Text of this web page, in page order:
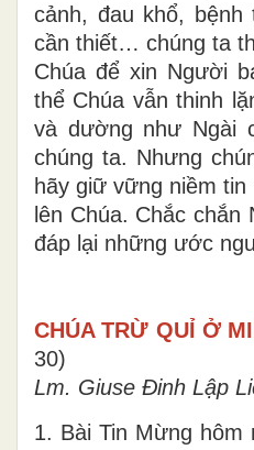
cảnh, đau khổ,
cần thiết… chúng ta
Chúa để xin Người
thể Chúa vẫn thinh
và dường như Ngài
chúng ta. Nhưng
hãy giữ vững niềm
lên Chúa. Chắc chắn
đáp lại những ước
CHÚA TRỪ QUỈ Ở
30)
Lm. Giuse Đinh Lập
1. Bài Tin Mừng hôm